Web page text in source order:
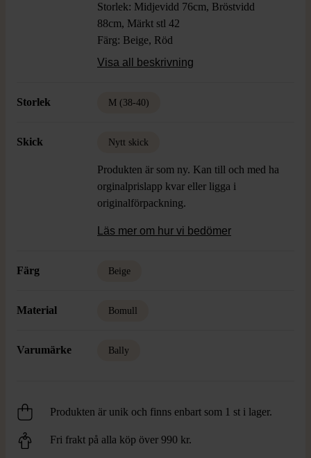
Storlek: Midjevidd 76cm, Bröstvidd
88cm, Märkt stl 42
Färg: Beige, Röd
Material: 98% Bomull, 2% Elastan
Visa all beskrivning
Storlek M (38-40)
Skick Nytt skick
Produkten är som ny. Kan till och med ha
orginalprislapp kvar eller ligga i
originalförpackning.
Läs mer om hur vi bedömer
Färg Beige
Material Bomull
Varumärke Bally
Produkten är unik och finns enbart som 1 st i lager.
Fri frakt på alla köp över 990 kr.